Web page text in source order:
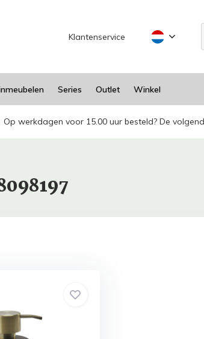
Klantenservice
Series Outlet Winkel
Op werkdagen voor 15.00 uur besteld? De